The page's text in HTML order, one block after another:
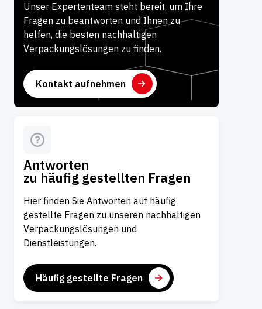
Unser Expertenteam steht bereit, um Ihre
Fragen zu beantworten und Ihnen zu
helfen, die besten nachhaltigen
Verpackungslösungen zu finden.
Kontakt aufnehmen
Antworten
zu häufig gestellten Fragen
Hier finden Sie Antworten auf häufig
gestellte Fragen zu unseren nachhaltigen
Verpackungslösungen und
Dienstleistungen.
Häufig gestellte Fragen